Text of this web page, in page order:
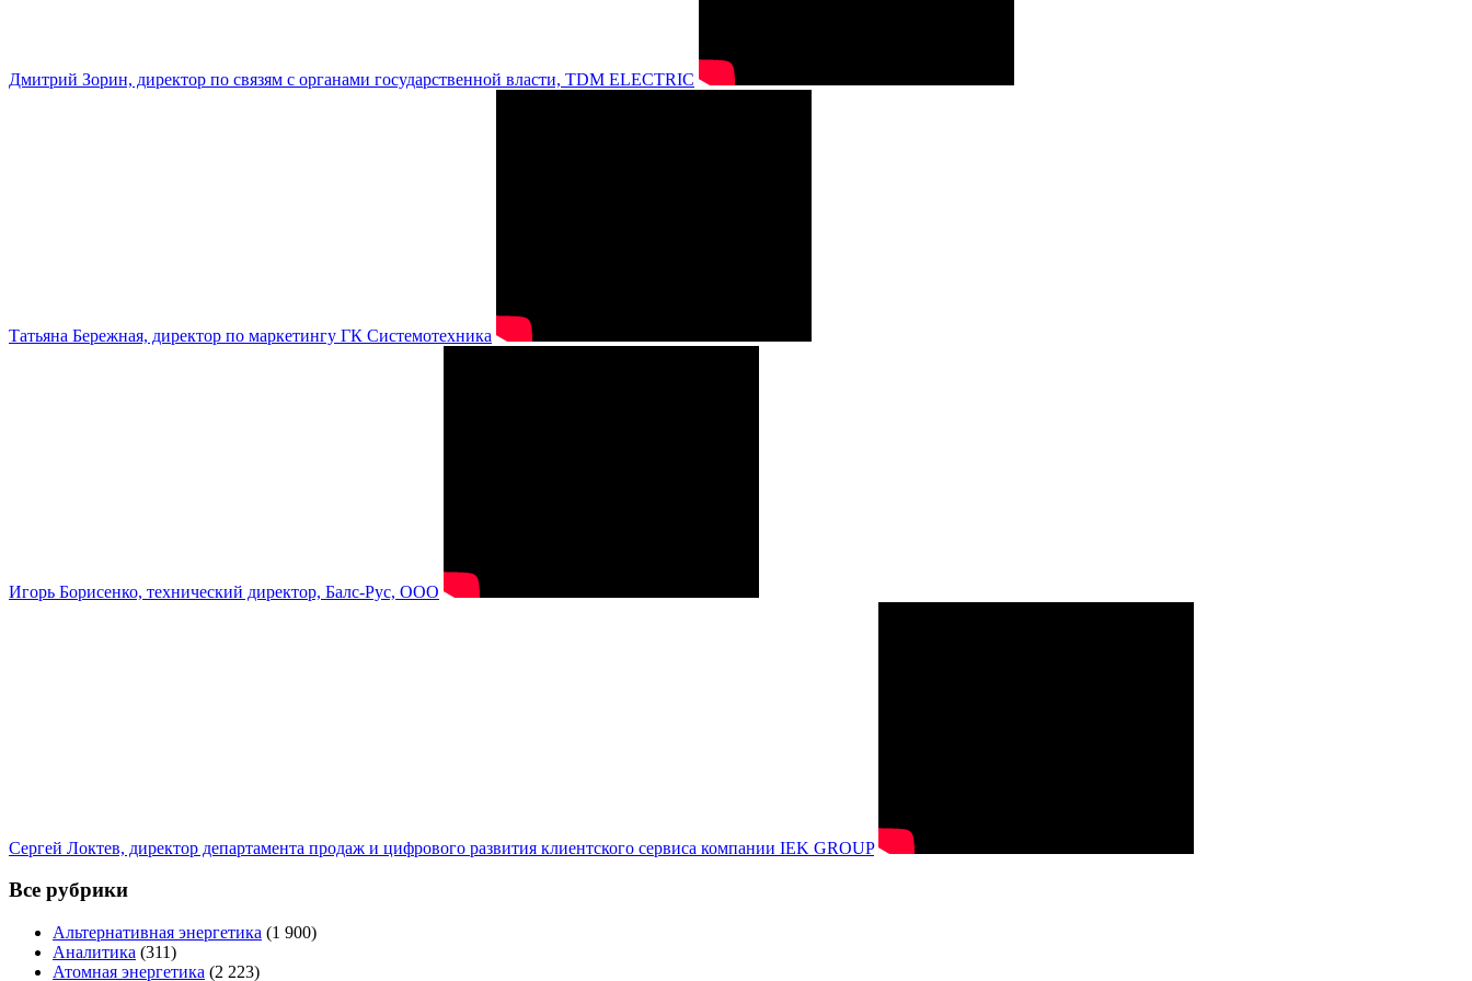
Дмитрий Зорин, директор по связям с органами государственной власти, TDM ELECTRIC
Татьяна Бережная, директор по маркетингу ГК Системотехника
Игорь Борисенко, технический директор, Балс-Рус, ООО
Сергей Локтев, директор департамента продаж и цифрового развития клиентского сервиса компании IEK GROUP
Все рубрики
Альтернативная энергетика (1 900)
Аналитика (311)
Атомная энергетика (2 223)